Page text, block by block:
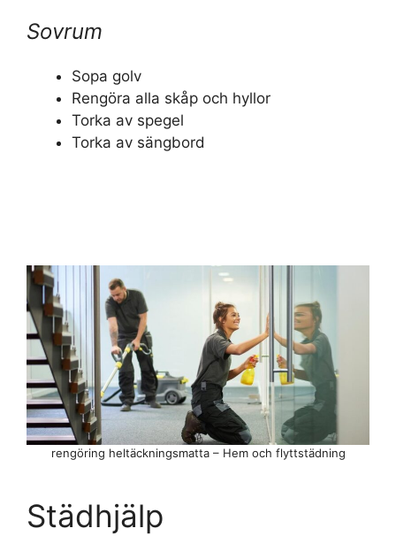
Sovrum
Sopa golv
Rengöra alla skåp och hyllor
Torka av spegel
Torka av sängbord
Städhjälp
rengöring heltäckningsmatta – Hem och flyttstädning